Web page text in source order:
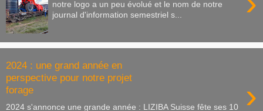
notre logo a un peu évolué et le nom de notre
journal d'information semestriel s...
2024 : une grand année en
perspective pour notre projet
forage
›
2024 s'annonce une grande année : LIZIBA Suisse fête ses 10